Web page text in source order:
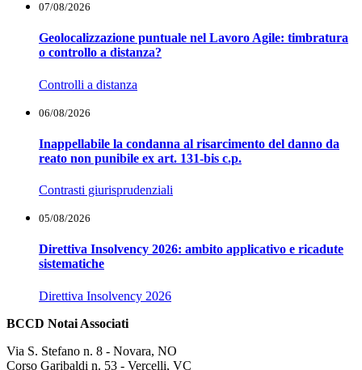
07/08/2026
Geolocalizzazione puntuale nel Lavoro Agile: timbratura
o controllo a distanza?
Controlli a distanza
06/08/2026
Inappellabile la condanna al risarcimento del danno da
reato non punibile ex art. 131-bis c.p.
Contrasti giurisprudenziali
05/08/2026
Direttiva Insolvency 2026: ambito applicativo e ricadute
sistematiche
Direttiva Insolvency 2026
BCCD Notai Associati
Via S. Stefano n. 8 - Novara, NO
Corso Garibaldi n. 53 - Vercelli, VC